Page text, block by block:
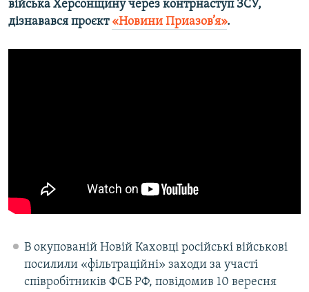
війська Херсонщину через контрнаступ ЗСУ,
дізнавався проєкт «Новини Приазов’я».
В окупованій Новій Каховці російські військові
посилили «фільтраційні» заходи за участі
співробітників ФСБ РФ, повідомив 10 вересня